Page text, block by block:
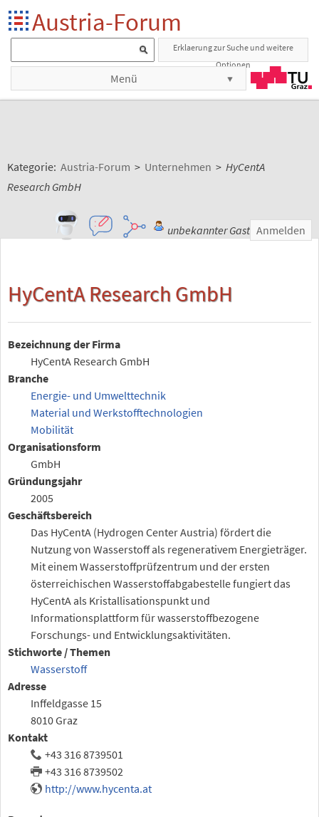
Austria-Forum
Erklaerung zur Suche und weitere
Optionen
Menü
Kategorie: Austria-Forum > Unternehmen > HyCentA
Research GmbH
unbekannter Gast Anmelden
HyCentA Research GmbH
Bezeichnung der Firma
HyCentA Research GmbH
Branche
Energie- und Umwelttechnik
Material und Werkstofftechnologien
Mobilität
Organisationsform
GmbH
Gründungsjahr
2005
Geschäftsbereich
Das HyCentA (Hydrogen Center Austria) fördert die
Nutzung von Wasserstoff als regenerativem Energieträger.
Mit einem Wasserstoffprüfzentrum und der ersten
österreichischen Wasserstoffabgabestelle fungiert das
HyCentA als Kristallisationspunkt und
Informationsplattform für wasserstoffbezogene
Forschungs- und Entwicklungsaktivitäten.
Stichworte / Themen
Wasserstoff
Adresse
Inffeldgasse 15
8010 Graz
Kontakt
+43 316 8739501
+43 316 8739502
http://www.hycenta.at